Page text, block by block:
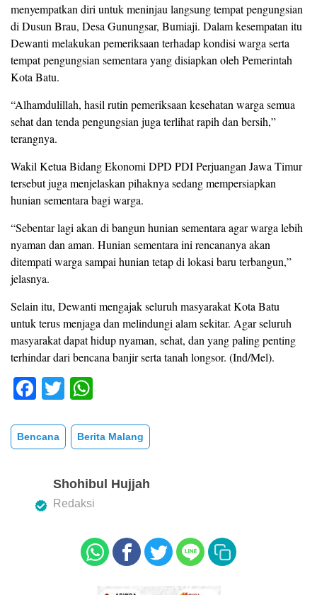
menyempatkan diri untuk meninjau langsung tempat pengungsian
di Dusun Brau, Desa Gunungsar, Bumiaji. Dalam kesempatan itu
Dewanti melakukan pemeriksaan terhadap kondisi warga serta
tempat pengungsian sementara yang disiapkan oleh Pemerintah
Kota Batu.
“Alhamdulillah, hasil rutin pemeriksaan kesehatan warga semua
sehat dan tenda pengungsian juga terlihat rapih dan bersih,”
terangnya.
Wakil Ketua Bidang Ekonomi DPD PDI Perjuangan Jawa Timur
tersebut juga menjelaskan pihaknya sedang mempersiapkan
hunian sementara bagi warga.
“Sebentar lagi akan di bangun hunian sementara agar warga lebih
nyaman dan aman. Hunian sementara ini rencananya akan
ditempati warga sampai hunian tetap di lokasi baru terbangun,”
jelasnya.
Selain itu, Dewanti mengajak seluruh masyarakat Kota Batu
untuk terus menjaga dan melindungi alam sekitar. Agar seluruh
masyarakat dapat hidup nyaman, sehat, dan yang paling penting
terhindar dari bencana banjir serta tanah longsor. (Ind/Mel).
F
c
e
o
T
tt
er
at
s
A
p
Bencana Berita Malang
Shohibul Hujjah
Redaksi